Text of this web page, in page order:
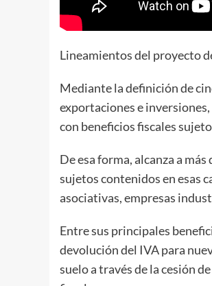
Lineamientos del proyecto
Mediante la definición de
exportaciones e
con beneficios fiscales
De esa forma, alcanza a
sujetos contenidos en esas
asociativas, empresas
Entre sus principales
devolución del IVA para
suelo a través de la cesión